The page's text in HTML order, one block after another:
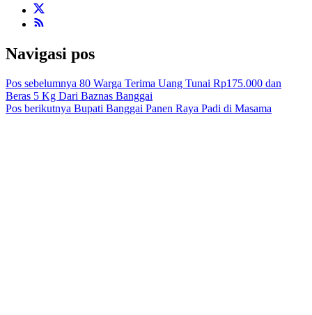
Navigasi pos
Pos sebelumnya 80 Warga Terima Uang Tunai Rp175.000 dan
Beras 5 Kg Dari Baznas Banggai
Pos berikutnya Bupati Banggai Panen Raya Padi di Masama